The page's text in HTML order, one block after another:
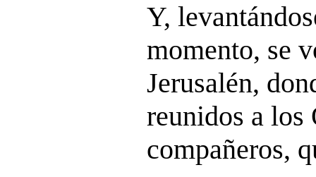
Y,
momento, se
Jerusalén,
reunidos a los
compañeros,